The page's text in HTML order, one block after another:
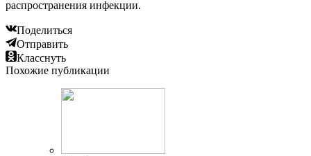
распространения инфекции.
Поделиться
Отправить
Класснуть
Похожие публикации